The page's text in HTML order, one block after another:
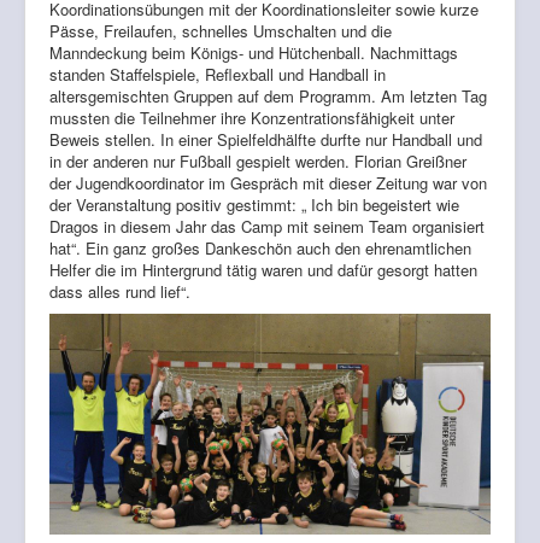
Koordinationsübungen mit der Koordinationsleiter sowie kurze
Pässe, Freilaufen, schnelles Umschalten und die
Manndeckung beim Königs- und Hütchenball. Nachmittags
standen Staffelspiele, Reflexball und Handball in
altersgemischten Gruppen auf dem Programm. Am letzten Tag
mussten die Teilnehmer ihre Konzentrationsfähigkeit unter
Beweis stellen. In einer Spielfeldhälfte durfte nur Handball und
in der anderen nur Fußball gespielt werden. Florian Greißner
der Jugendkoordinator im Gespräch mit dieser Zeitung war von
der Veranstaltung positiv gestimmt: „ Ich bin begeistert wie
Dragos in diesem Jahr das Camp mit seinem Team organisiert
hat“. Ein ganz großes Dankeschön auch den ehrenamtlichen
Helfer die im Hintergrund tätig waren und dafür gesorgt hatten
dass alles rund lief“.